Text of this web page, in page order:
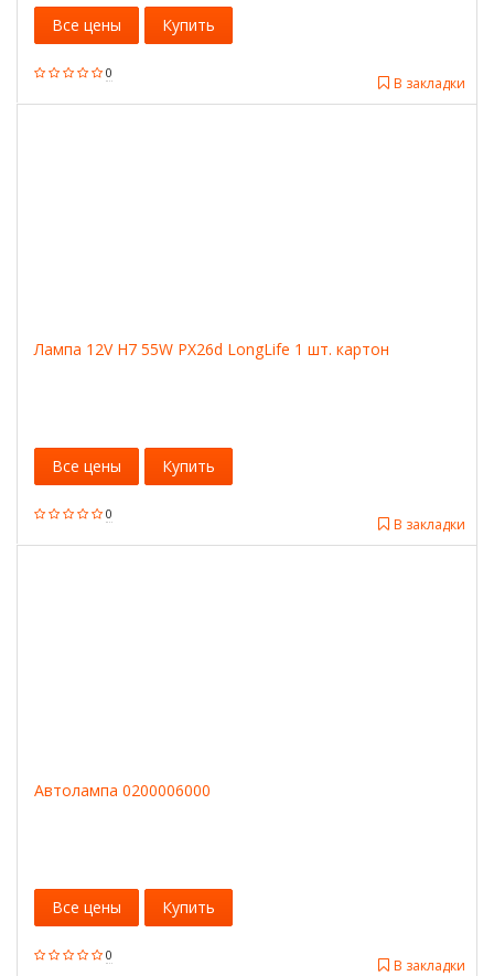
0
В закладки
Все цены Купить
Лампа 12V H7 55W PX26d LongLife 1 шт. картон
0
В закладки
Все цены Купить
Автолампа 0200006000
0
В закладки
Все цены Купить